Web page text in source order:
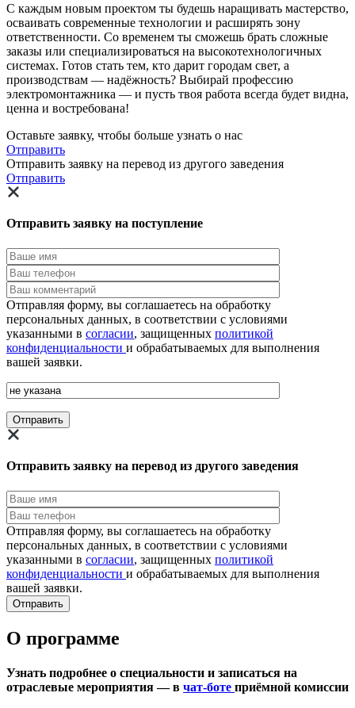
С каждым новым проектом ты будешь наращивать мастерство,
осваивать современные технологии и расширять зону
ответственности. Со временем ты сможешь брать сложные
заказы или специализироваться на высокотехнологичных
системах. Готов стать тем, кто дарит городам свет, а
производствам — надёжность? Выбирай профессию
электромонтажника — и пусть твоя работа всегда будет видна,
ценна и востребована!
Оставьте заявку, чтобы больше узнать о нас
Отправить
Отправить заявку на перевод из другого заведения
Отправить
Отправить заявку на поступление
Отправляя форму, вы соглашаетесь на обработку
персональных данных, в соответствии с условиями
указанными в согласии, защищенных политикой
конфиденциальности и обрабатываемых для выполнения
вашей заявки.
Отправить заявку на перевод из другого заведения
Отправляя форму, вы соглашаетесь на обработку
персональных данных, в соответствии с условиями
указанными в согласии, защищенных политикой
конфиденциальности и обрабатываемых для выполнения
вашей заявки.
О программе
Узнать подробнее о специальности и записаться на
отраслевые мероприятия — в чат-боте приёмной комиссии